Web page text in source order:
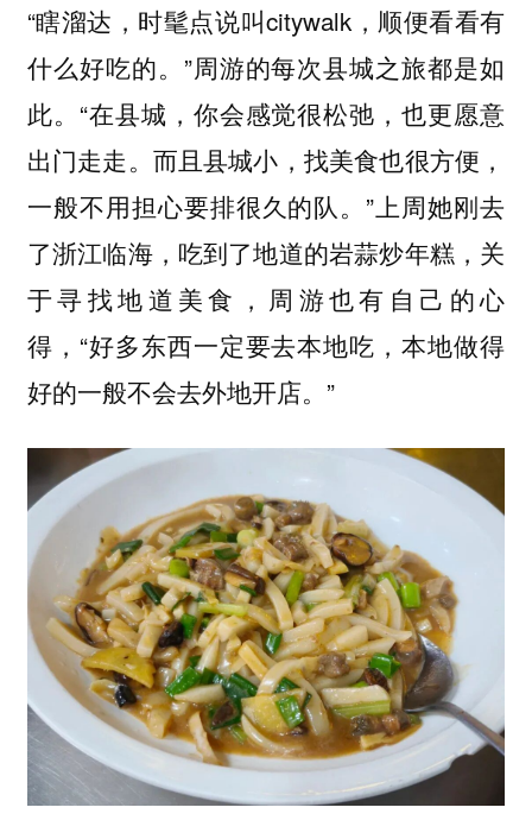
“瞎溜达，时髦点说叫citywalk，顺便看看有
什么好吃的。”周游的每次县城之旅都是如
此。“在县城，你会感觉很松弛，也更愿意
出门走走。而且县城小，找美食也很方便，
一般不用担心要排很久的队。”上周她刚去
了浙江临海，吃到了地道的岩蒜炒年糕，关
于寻找地道美食，周游也有自己的心
得，“好多东西一定要去本地吃，本地做得
好的一般不会去外地开店。”